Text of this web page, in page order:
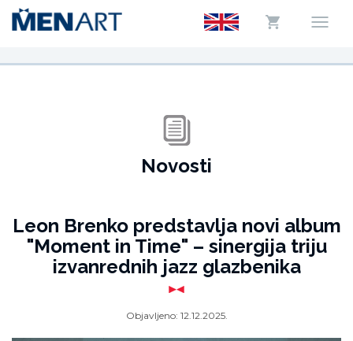
Novosti
Leon Brenko predstavlja novi album
"Moment in Time" – sinergija triju
izvanrednih jazz glazbenika
Objavljeno: 12.12.2025.